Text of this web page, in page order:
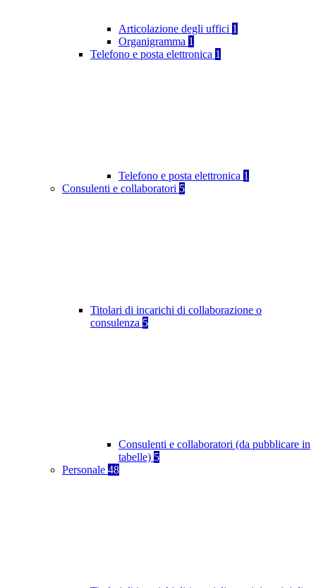
Articolazione degli uffici 1
Organigramma 1
Telefono e posta elettronica 1
Telefono e posta elettronica 1
Consulenti e collaboratori 5
Titolari di incarichi di collaborazione o
consulenza 5
Consulenti e collaboratori (da pubblicare in
tabelle) 5
Personale 48